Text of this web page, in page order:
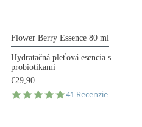
Flower Berry Essence 80 ml
Hydratačná pleťová esencia s
probiotikami
€29,90
4.8
41 Recenzie